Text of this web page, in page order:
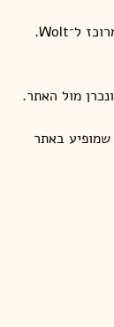
מול האתר.
באתר